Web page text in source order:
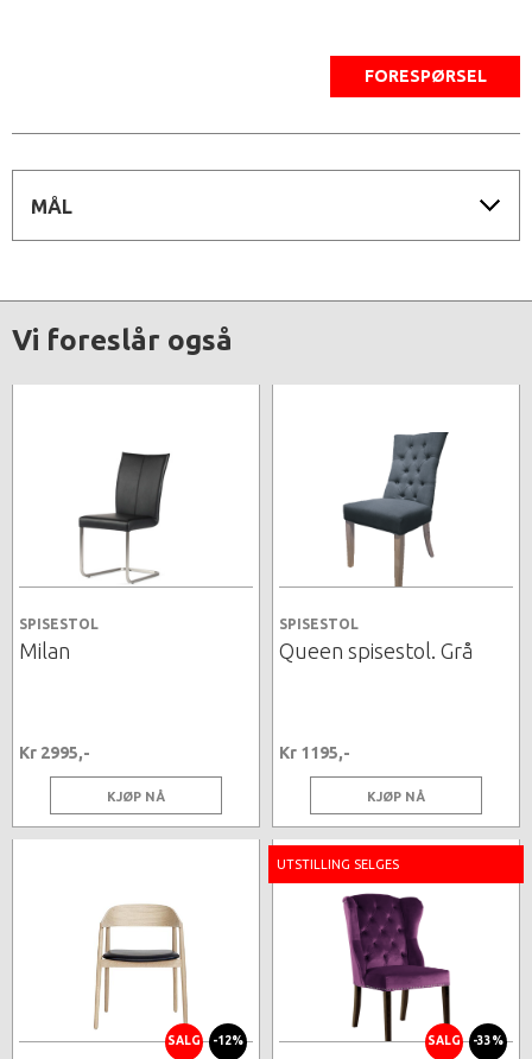
FORESPØRSEL
MÅL
Vi foreslår også
SPISESTOL
Milan
Kr 2995,-
KJØP NÅ
SPISESTOL
Queen spisestol. Grå
Kr 1195,-
KJØP NÅ
SALG -12%
UTSTILLING SELGES
SALG -33%